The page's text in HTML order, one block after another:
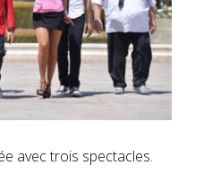
avec trois spectacles.